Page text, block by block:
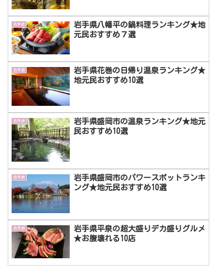
岩手県
岩手県八幡平の鍋料理ランキング★地
元民おすすめ７選
岩手県
岩手県花巻の日帰り温泉ランキング★
地元民おすすめ10選
岩手県
岩手県盛岡市の温泉ランキング★地元
民おすすめ10選
岩手県
岩手県盛岡市のパワースポットランキ
ング★地元民おすすめ10選
岩手県
岩手県平泉の超大盛りデカ盛りグルメ
★お腹壊れる10店